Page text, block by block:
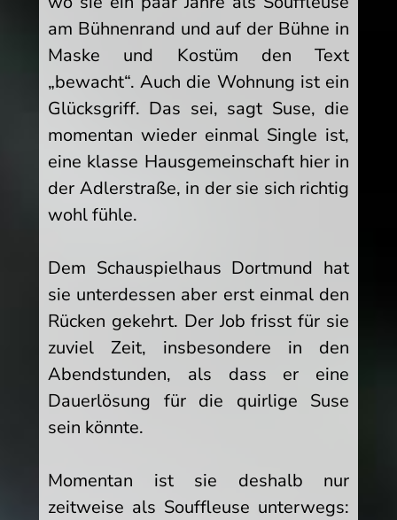
am Bühnenrand und auf der Bühne in
Maske und Kostüm den Text
„bewacht“. Auch die Wohnung ist ein
Glücksgriff. Das sei, sagt Suse, die
momentan wieder einmal Single ist,
eine klasse Hausgemeinschaft hier in
der Adlerstraße, in der sie sich richtig
wohl fühle.
Dem Schauspielhaus Dortmund hat
sie unterdessen aber erst einmal den
Rücken gekehrt. Der Job frisst für sie
zuviel Zeit, insbesondere in den
Abendstunden, als dass er eine
Dauerlösung für die quirlige Suse
sein könnte.
Momentan ist sie deshalb nur
zeitweise als Souffleuse unterwegs: